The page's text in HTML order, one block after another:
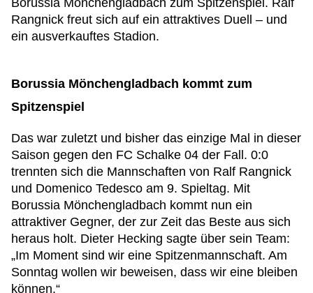
Borussia Mönchengladbach zum Spitzenspiel. Ralf
Rangnick freut sich auf ein attraktives Duell – und
ein ausverkauftes Stadion.
Borussia Mönchengladbach kommt zum
Spitzenspiel
Das war zuletzt und bisher das einzige Mal in dieser
Saison gegen den FC Schalke 04 der Fall. 0:0
trennten sich die Mannschaften von Ralf Rangnick
und Domenico Tedesco am 9. Spieltag. Mit
Borussia Mönchengladbach kommt nun ein
attraktiver Gegner, der zur Zeit das Beste aus sich
heraus holt. Dieter Hecking sagte über sein Team:
„Im Moment sind wir eine Spitzenmannschaft. Am
Sonntag wollen wir beweisen, dass wir eine bleiben
können.“